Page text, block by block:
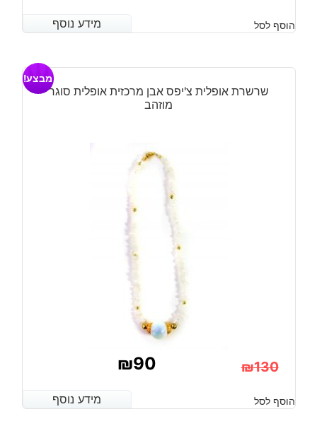
המקורי
היה:
₪220.
הנוכחי
הוא:
₪180.
מידע נוסף הוסף לסל מידע נוסף
שרשרת אופלית צ'יפס אבן מרכזית אופלית סוגר
מוזהב
מבצע!
₪130
המקורי
₪90
הנוכחי
מידע נוסף הוסף לסל מידע נוסף